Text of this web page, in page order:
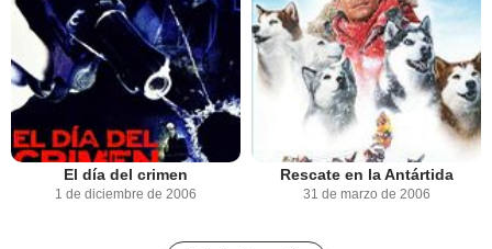
El día del crimen
1 de diciembre de 2006
Rescate en la Antártida
31 de marzo de 2006